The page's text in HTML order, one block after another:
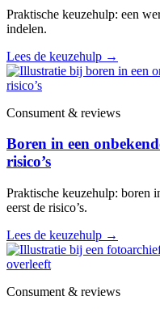
Praktische keuzehulp: een
indelen.
Lees de keuzehulp →
Consument & reviews
Boren in een
risico’s
Praktische keuzehulp: boren
eerst de risico’s.
Lees de keuzehulp →
Consument & reviews